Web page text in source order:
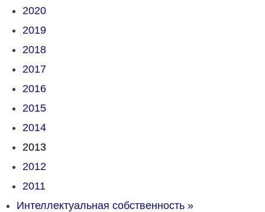
2020
2019
2018
2017
2016
2015
2014
2013
2012
2011
Интеллектуальная собственность »